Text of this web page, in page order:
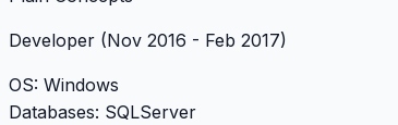
Developer (Nov 2016 - Feb 2017)
OS: Windows
Databases: SQLServer